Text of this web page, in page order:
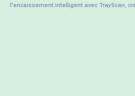
l'encaissement intelligent avec TrayScan,